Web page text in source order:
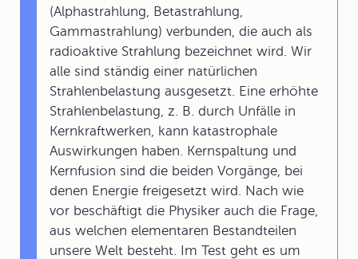
(Alphastrahlung, Betastrahlung,
Gammastrahlung) verbunden, die auch als
radioaktive Strahlung bezeichnet wird. Wir
alle sind ständig einer natürlichen
Strahlenbelastung ausgesetzt. Eine erhöhte
Strahlenbelastung, z. B. durch Unfälle in
Kernkraftwerken, kann katastrophale
Auswirkungen haben. Kernspaltung und
Kernfusion sind die beiden Vorgänge, bei
denen Energie freigesetzt wird. Nach wie
vor beschäftigt die Physiker auch die Frage,
aus welchen elementaren Bestandteilen
unsere Welt besteht. Im Test geht es um